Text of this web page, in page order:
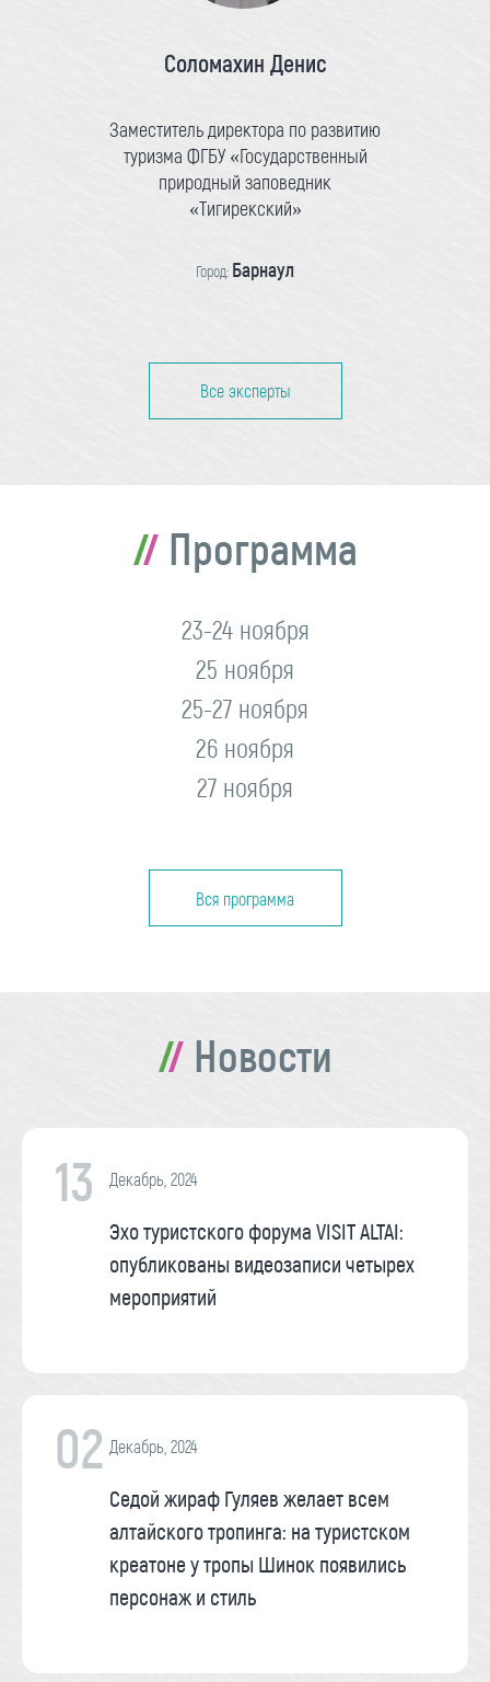
Соломахин Денис
Заместитель директора по развитию
туризма ФГБУ «Государственный
природный заповедник
«Тигирекский»
Город: Барнаул
Все эксперты
Программа
23-24 ноября
25 ноября
25-27 ноября
26 ноября
27 ноября
Вся программа
Новости
13 Декабрь, 2024
Эхо туристского форума VISIT ALTAI:
опубликованы видеозаписи четырех
мероприятий
02 Декабрь, 2024
Седой жираф Гуляев желает всем
алтайского тропинга: на туристском
креатоне у тропы Шинок появились
персонаж и стиль